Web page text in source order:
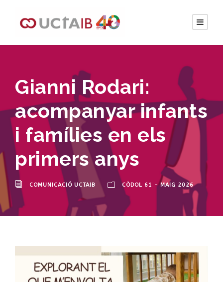
Gianni Rodari:
acompanyar infants
i famílies en els
primers anys
COMUNICACIÓ UCTAIB CÒDOL 61 - MAIG 2026